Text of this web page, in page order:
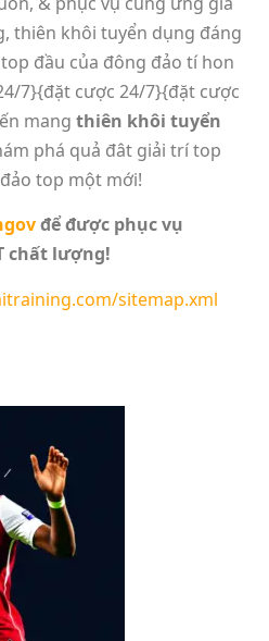
thiên khôi tuyển dụng đáng
đầu của đông đảo tí hon
7}{đặt cược 24/7}{đặt cược
mang thiên khôi tuyển
phá quả đât giải trí top
top một mới!
để được phục vụ
chất lượng!
sitemap.xml